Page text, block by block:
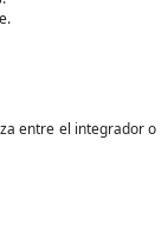
entre el integrador o